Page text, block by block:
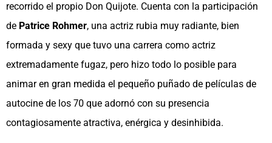
recorrido el propio Don Quijote. Cuenta con la participación
de Patrice Rohmer, una actriz rubia muy radiante, bien
formada y sexy que tuvo una carrera como actriz
extremadamente fugaz, pero hizo todo lo posible para
animar en gran medida el pequeño puñado de películas de
autocine de los 70 que adornó con su presencia
contagiosamente atractiva, enérgica y desinhibida.